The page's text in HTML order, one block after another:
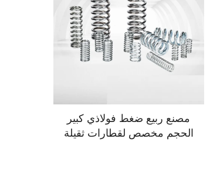
مصنع ربيع ضغط فولاذي كبير
الحجم مخصص لقطارات ثقيلة